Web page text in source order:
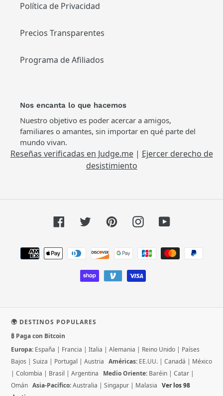
Política de Privacidad
Precios Transparentes
Programa de Afiliados
Nos encanta lo que hacemos
Nuestro objetivo es poder acercar a amigos,
familiares o amantes, sin importar en qué parte del
mundo vivan.
Reseñas verificadas en Judge.me | Ejercer derecho de
desistimiento
FacebookTwitterPinterestInstagramYouTube
Métodos
de
pago
🌍 DESTINOS POPULARES
₿ Paga con Bitcoin
Europa: España | Francia | Italia | Alemania | Reino Unido | Países
Bajos | Suiza | Portugal | Austria Américas: EE.UU. | Canadá | México
| Colombia | Brasil | Argentina Medio Oriente: Baréin | Catar |
Omán Asia-Pacífico:Australia | Singapur | Malasia Ver los 98